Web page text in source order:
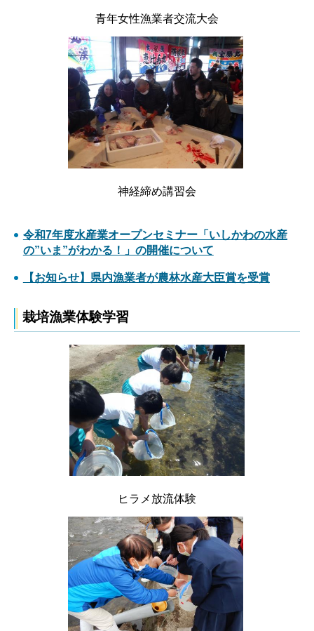
青年女性漁業者交流大会
神経締め講習会
令和7年度水産業オープンセミナー「いしかわの水産
の”いま”がわかる！」の開催について
【お知らせ】県内漁業者が農林水産大臣賞を受賞
栽培漁業体験学習
ヒラメ放流体験